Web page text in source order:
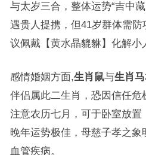
与太岁三合，整体运势“吉中
遇贵人提携，但41岁群体需
议佩戴【黄水晶貔貅】化解小
感情婚姻方面,生肖鼠与生肖马
伴侣属此二生肖，恐因信任
注意农历七月，可于卧室放置
晚年运势极佳，母慈子孝之
血管疾病。